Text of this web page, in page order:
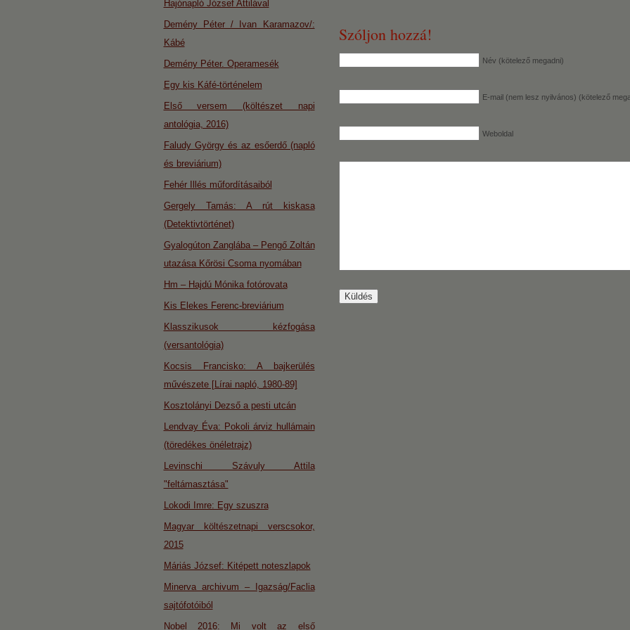
Szóljon hozzá!
Név (kötelező megadni)
E-mail (nem lesz nyilvános) (kötelező
Weboldal
Hajónapló József Attilával
Demény Péter / Ivan Karamazov/:
Kábé
Demény Péter. Operamesék
Egy kis Káfé-történelem
Első versem (költészet napi
antológia, 2016)
Faludy György és az esőerdő (napló
és breviárium)
Fehér Illés műfordításaiból
Gergely Tamás: A rút kiskasa
(Detektivtörténet)
Gyalogúton Zanglába – Pengő Zoltán
utazása Kőrösi Csoma nyomában
Hm – Hajdú Mónika fotórovata
Kis Elekes Ferenc-breviárium
Klasszikusok kézfogása
(versantológia)
Kocsis Francisko: A bajkerülés
művészete [Lírai napló, 1980-89]
Kosztolányi Dezső a pesti utcán
Lendvay Éva: Pokoli árviz hullámain
(töredékes önéletrajz)
Levinschi Szávuly Attila
"feltámasztása"
Lokodi Imre: Egy szuszra
Magyar költészetnapi verscsokor,
2015
Máriás József: Kitépett noteszlapok
Minerva archivum – Igazság/Faclia
sajtófotóiból
Nobel 2016: Mi volt az első